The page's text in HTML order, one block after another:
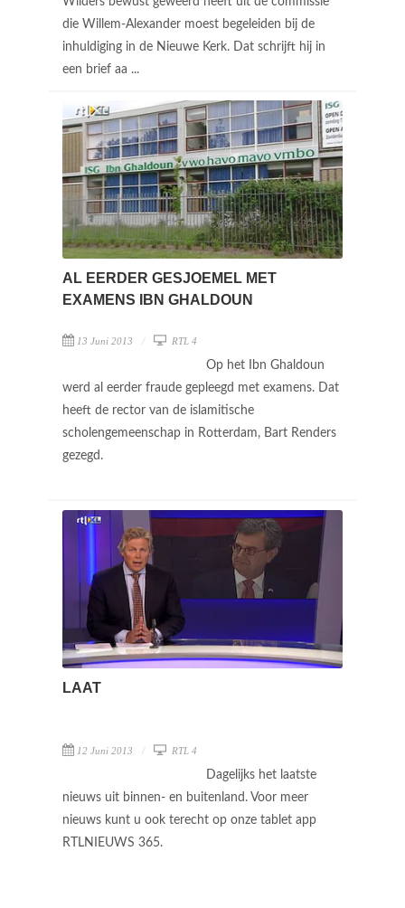
die Willem-Alexander moest begeleiden bij de
inhuldiging in de Nieuwe Kerk. Dat schrijft hij in
een brief aa ...
AL EERDER GESJOEMEL MET
EXAMENS IBN GHALDOUN
13 Juni 2013 RTL 4
Op het Ibn Ghaldoun
werd al eerder fraude gepleegd met examens. Dat
heeft de rector van de islamitische
scholengemeenschap in Rotterdam, Bart Renders
gezegd.
LAAT
12 Juni 2013 RTL 4
Dagelijks het laatste
nieuws uit binnen- en buitenland. Voor meer
nieuws kunt u ook terecht op onze tablet app
RTLNIEUWS 365.